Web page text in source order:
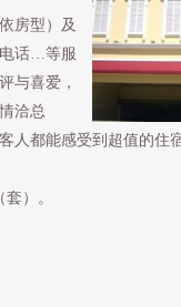
房型）及
话…等服
与喜爱，
洽总
都能感受到超值的住
）。